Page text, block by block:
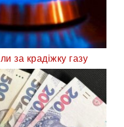
за крадіжку газу